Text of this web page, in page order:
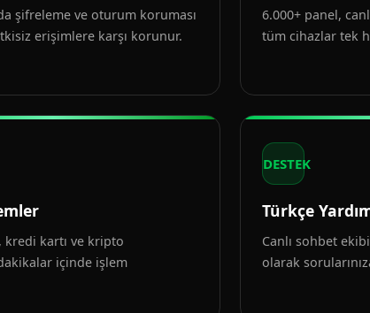
şifreleme ve oturum koruması
erişimlere karşı korunur.
6.000+ panel,
tüm cihazlar tek
kredi kartı ve kripto
içinde işlem
DESTEK
Türkçe
Canlı sohbet
olarak